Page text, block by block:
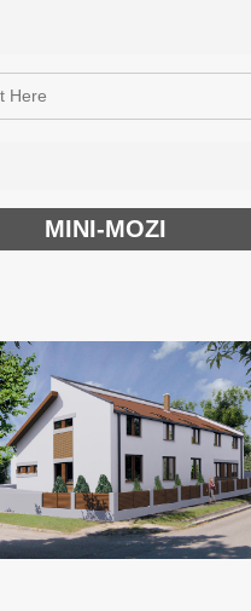
MINI-MOZI